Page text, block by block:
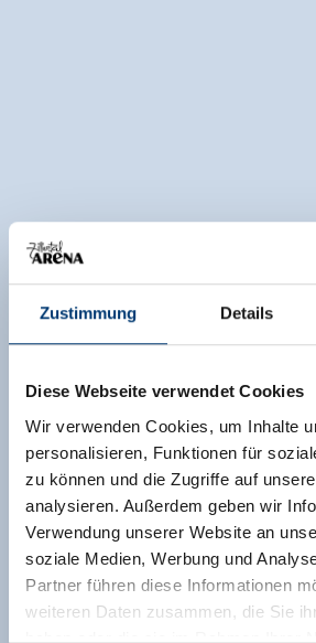
Zustimmung Details
Diese Webseite verwendet Cookies
Wir verwenden Cookies, um Inhalte
personalisieren, Funktionen für
zu können und die Zugriffe auf
analysieren. Außerdem geben wir
Verwendung unserer Website an
soziale Medien, Werbung und
Partner führen diese Informationen
weiteren Daten zusammen, die Sie
haben oder die sie im Rahmen Ihrer